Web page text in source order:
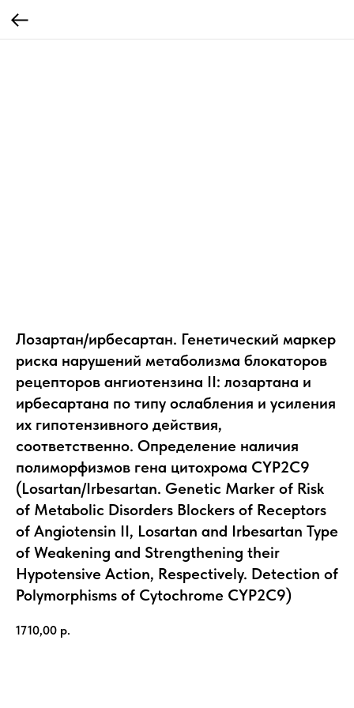
Лозартан/ирбесартан. Генетический маркер
риска нарушений метаболизма блокаторов
рецепторов ангиотензина II: лозартана и
ирбесартана по типу ослабления и усиления
их гипотензивного действия,
соответственно. Определение наличия
полиморфизмов гена цитохрома CYP2C9
(Losartan/Irbesartan. Genetic Marker of Risk
of Metabolic Disorders Blockers of Receptors
of Angiotensin II, Losartan and Irbesartan Type
of Weakening and Strengthening their
Hypotensive Action, Respectively. Detection of
Polymorphisms of Cytochrome CYP2C9)
1710,00 р.